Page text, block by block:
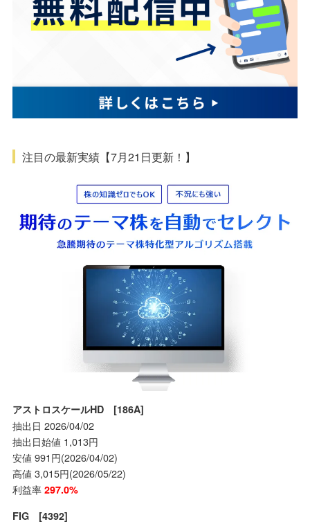
注目の最新実績【7月21日更新！】
アストロスケールHD [186A]
抽出日 2026/04/02
抽出日始値 1,013円
安値 991円(2026/04/02)
高値 3,015円(2026/05/22)
利益率 297.0%
FIG [4392]